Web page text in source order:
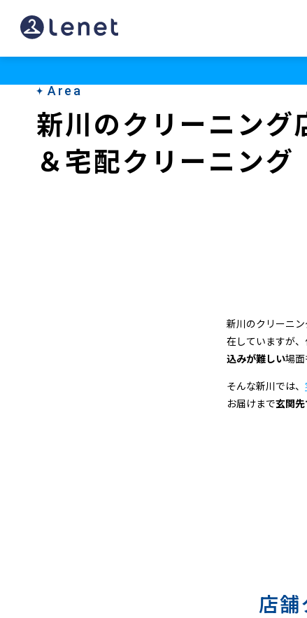
の
ク
Area
新川のクリーニング
＆宅配クリーニング
新川のクリーニン
在していますが
込みが難しい場面
そんな新川では、
お届けまで玄関
店舗